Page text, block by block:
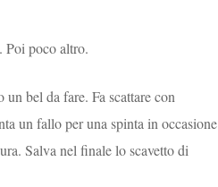
Poi poco altro.
bel da fare. Fa scattare con
un fallo per una spinta in occasione
Salva nel finale lo scavetto di